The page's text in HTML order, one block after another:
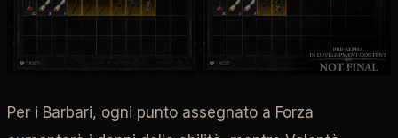
Per i Barbari, ogni punto assegnato a Forza